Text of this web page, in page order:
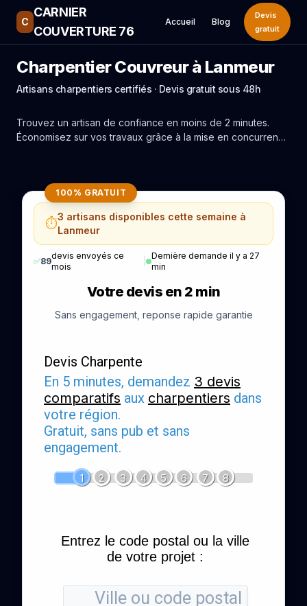
C
CARNIER
COUVERTURE 76
Accueil Blog
Devis
gratuit
Charpentier Couvreur à Lanmeur
Artisans charpentiers certifiés · Devis gratuit sous 48h
Trouvez un artisan de confiance en moins de 2 minutes.
Économisez sur vos travaux grâce à la mise en concurrence
100% GRATUIT
⏱️3 artisans disponibles cette semaine à
Lanmeur
✅89
devis envoyés ce
mois
|
Dernière demande il y a 27
min
Votre devis en 2 min
Sans engagement, reponse rapide garantie
Devis Charpente
En 5 minutes, demandez 3 devis
comparatifs aux charpentiers dans
votre région.
Gratuit, sans pub et sans
engagement.
1 2 3 4 5 6 7 8
Entrez le code postal ou la ville
de votre projet :